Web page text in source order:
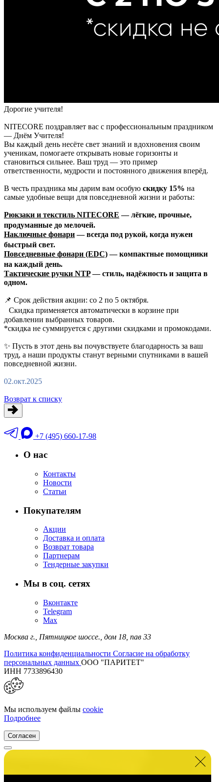
Дорогие учителя!
NITECORE поздравляет вас с профессиональным праздником
— Днём Учителя!
Вы каждый день несёте свет знаний и вдохновения своим
ученикам, помогаете открывать новые горизонты и
становиться сильнее. Ваш труд — это пример
ответственности, мудрости и постоянного движения вперёд.
В честь праздника мы дарим вам особую скидку 15% на
самые удобные вещи для повседневной жизни и работы:
Рюкзаки и текстиль NITECORE — лёгкие, прочные,
продуманные до мелочей.
Наключные фонари— всегда под рукой, когда нужен
быстрый свет.
Повседневные фонари (EDC)— компактные помощники
на каждый день.
Тактические ручки NTP— стиль, надёжность и защита в
одном.
📌 Срок действия акции: со 2 по 5 октября.
Скидка применяется автоматически в корзине при
добавлении выбранных товаров.
*скидка не суммируется с другими скидками и промокодами.
✨ Пусть в этот день вы почувствуете благодарность за ваш
труд, а наши продукты станут верными спутниками в вашей
повседневной жизни.
02.окт.2025
Возврат к списку
+7 (495) 660-17-98
О нас
Контакты
Новости
Статьи
Покупателям
Акции
Доставка и оплата
Возврат товара
Партнерам
Тендерные закупки
Мы в соц. сетях
Вконтакте
Telegram
Max
Москва г., Пятницкое шоссе., дом 18, пав 33
Политика конфиденциальности Согласие на обработку
персональных данных ООО "ПАРИТЕТ"
ИНН 7733896430
Мы используем файлы cookie
Подробнее
Согласен